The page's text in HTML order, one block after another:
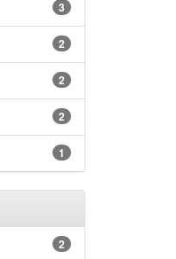
3
2
2
2
1
2